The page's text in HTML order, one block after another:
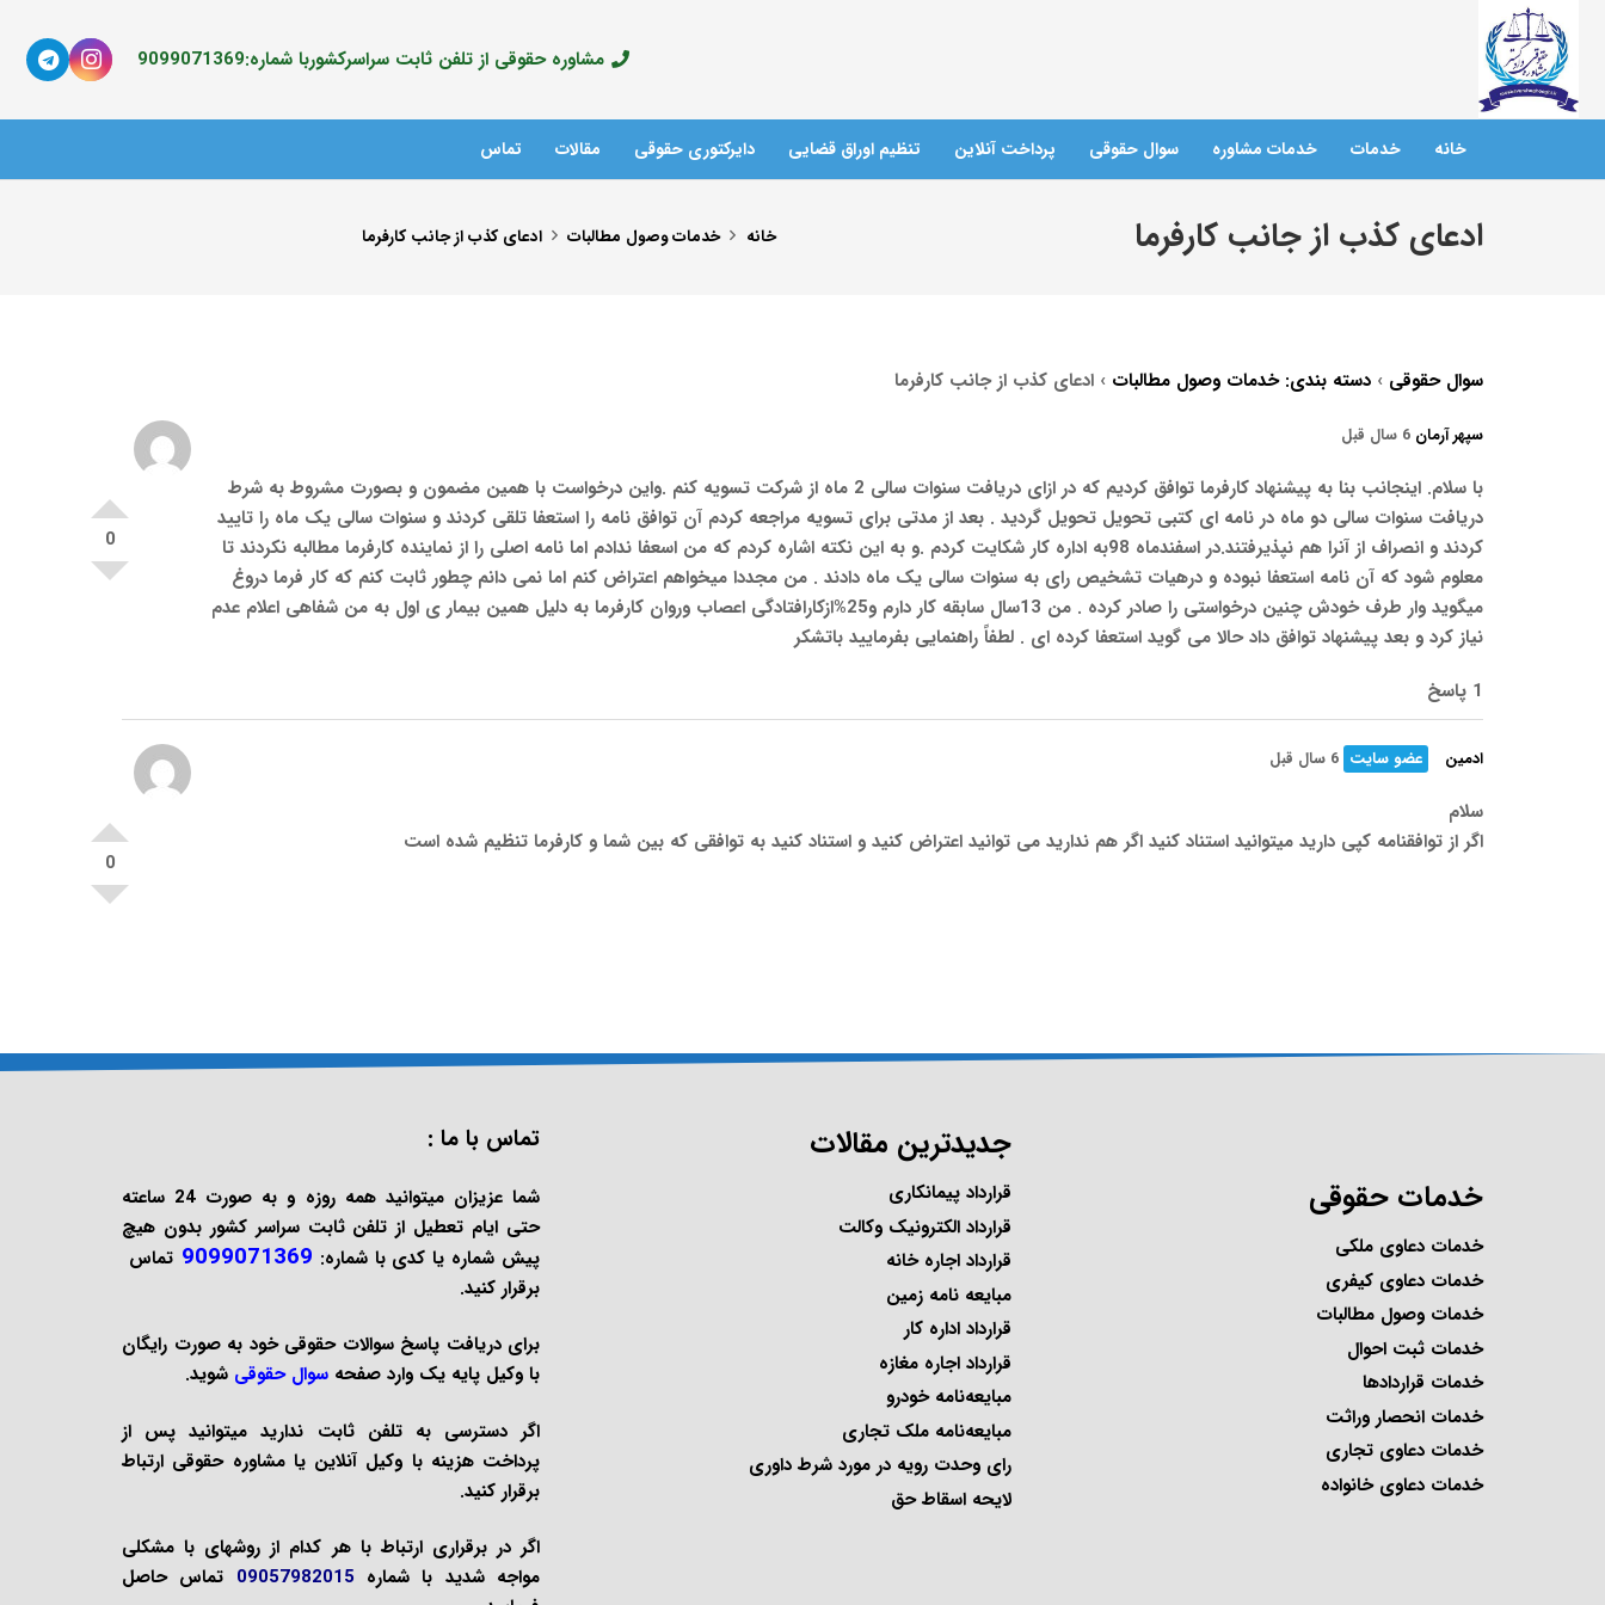
مشاوره حقوقی از تلفن ثابت سراسرکشوربا شماره:9099071369
خانه خدمات خدمات مشاوره سوال حقوقی پرداخت آنلاین تنظیم اوراق قضایی دایرکتوری حقوقی مقالات تماس
ادعای کذب از جانب کارفرما خانه خدمات وصول مطالبات ادعای کذب از جانب کارفرما
سوال حقوقی › دسته بندی: خدمات وصول مطالبات › ادعای کذب از جانب کارفرما
0
سپهر آرمان
با سلام. اینجانب بنا به پیشنهاد کارفرما توافق کردیم که در ازای دریافت سنوات سالی 2 ماه از شرکت تسویه کنم .واین درخواست با همین مضمون و بصورت مشروط به شرط
دریافت سنوات سالی دو ماه در نامه ای کتبی تحویل تحویل گردید . بعد از مدتی برای تسویه مراجعه کردم آن توافق نامه را استعفا تلقی کردند و سنوات سالی یک ماه را تایید
کردند و انصراف از آنرا هم نپذیرفتند.در اسفندماه 98به اداره کار شکایت کردم .و به این نکته اشاره کردم که من اسعفا ندادم اما نامه اصلی را از نماینده کارفرما مطالبه نکردند تا
معلوم شود که آن نامه استعفا نبوده و درهیات تشخیص رای به سنوات سالی یک ماه دادند . من مجددا میخواهم اعتراض کنم اما نمی دانم چطور ثابت کنم که کار فرما دروغ
میگوید وار طرف خودش چنین درخواستی را صادر کرده . من 13سال سابقه کار دارم و25%ازکارافتادگی اعصاب وروان کارفرما به دلیل همین بیمار ی اول به من شفاهی اعلام عدم
نیاز کرد و بعد پیشنهاد توافق داد حالا می گوید استعفا کرده ای . لطفاً راهنمایی بفرمایید باتشکر
1 پاسخ
0
ادمین عضو سایت
سلام
اگر از توافقنامه کپی دارید میتوانید استناد کنید اگر هم ندارید می توانید اعتراض کنید و استناد کنید به توافقی که بین شما و کارفرما تنظیم شده است
خدمات حقوقی
خدمات دعاوی ملکی
خدمات دعاوی کیفری
خدمات وصول مطالبات
خدمات ثبت احوال
خدمات قراردادها
خدمات انحصار وراثت
خدمات دعاوی تجاری
خدمات دعاوی خانواده
جدیدترین مقالات
قرارداد پیمانکاری
قرارداد الکترونیک وکالت
قرارداد اجاره خانه
مبایعه نامه زمین
قرارداد اداره کار
قرارداد اجاره مغازه
مبایعه‌نامه خودرو
مبایعه‌نامه ملک تجاری
رای وحدت رویه در مورد شرط داوری
لایحه اسقاط حق
تماس با ما :
شما عزیزان میتوانید همه روزه و به صورت 24 ساعته
حتی ایام تعطیل از تلفن ثابت سراسر کشور بدون هیچ
پیش شماره یا کدی با شماره: 9099071369 تماس
برقرار کنید.
برای دریافت پاسخ سوالات حقوقی خود به صورت رایگان
با وکیل پایه یک وارد صفحه سوال حقوقی شوید.
اگر دسترسی به تلفن ثابت ندارید میتوانید پس از
پرداخت هزینه با وکیل آنلاین یامشاوره حقوقی ارتباط
برقرار کنید.
اگر در برقراری ارتباط با هر کدام از روشهای با مشکلی
مواجه شدید با شماره 09057982015 تماس حاصل